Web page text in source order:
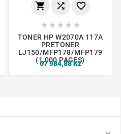
  
    
TONER HP W2070A 117A
PRETONER
LJ150/MFP178/MFP179
(1,000 PAGES)
67 984,88 Kz